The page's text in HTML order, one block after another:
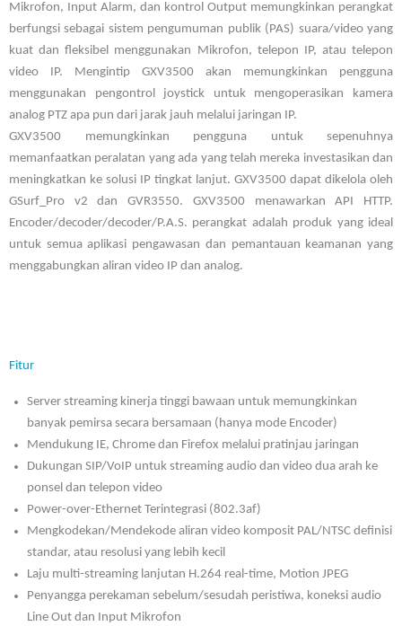
Mikrofon, Input Alarm, dan kontrol Output memungkinkan perangkat
berfungsi sebagai sistem pengumuman publik (PAS) suara/video yang
kuat dan fleksibel menggunakan Mikrofon, telepon IP, atau telepon
video IP. Mengintip GXV3500 akan memungkinkan pengguna
menggunakan pengontrol joystick untuk mengoperasikan kamera
analog PTZ apa pun dari jarak jauh melalui jaringan IP.
GXV3500 memungkinkan pengguna untuk sepenuhnya
memanfaatkan peralatan yang ada yang telah mereka investasikan dan
meningkatkan ke solusi IP tingkat lanjut. GXV3500 dapat dikelola oleh
GSurf_Pro v2 dan GVR3550. GXV3500 menawarkan API HTTP.
Encoder/decoder/decoder/P.A.S. perangkat adalah produk yang ideal
untuk semua aplikasi pengawasan dan pemantauan keamanan yang
menggabungkan aliran video IP dan analog.
Fitur
Server streaming kinerja tinggi bawaan untuk memungkinkan
banyak pemirsa secara bersamaan (hanya mode Encoder)
Mendukung IE, Chrome dan Firefox melalui pratinjau jaringan
Dukungan SIP/VoIP untuk streaming audio dan video dua arah ke
ponsel dan telepon video
Power-over-Ethernet Terintegrasi (802.3af)
Mengkodekan/Mendekode aliran video komposit PAL/NTSC definisi
standar, atau resolusi yang lebih kecil
Laju multi-streaming lanjutan H.264 real-time, Motion JPEG
Penyangga perekaman sebelum/sesudah peristiwa, koneksi audio
Line Out dan Input Mikrofon